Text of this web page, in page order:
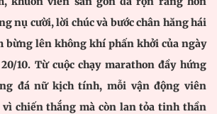
nụ cười, lời chúc và bước chân hăng hái
bừng lên không khí phấn khởi của ngày
10. Từ cuộc chạy marathon đầy hứng
đá nữ kịch tính, mỗi vận động viên
chiến thắng mà còn lan tỏa tinh thần